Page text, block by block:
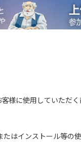
様に使用していただ
はインストール等の